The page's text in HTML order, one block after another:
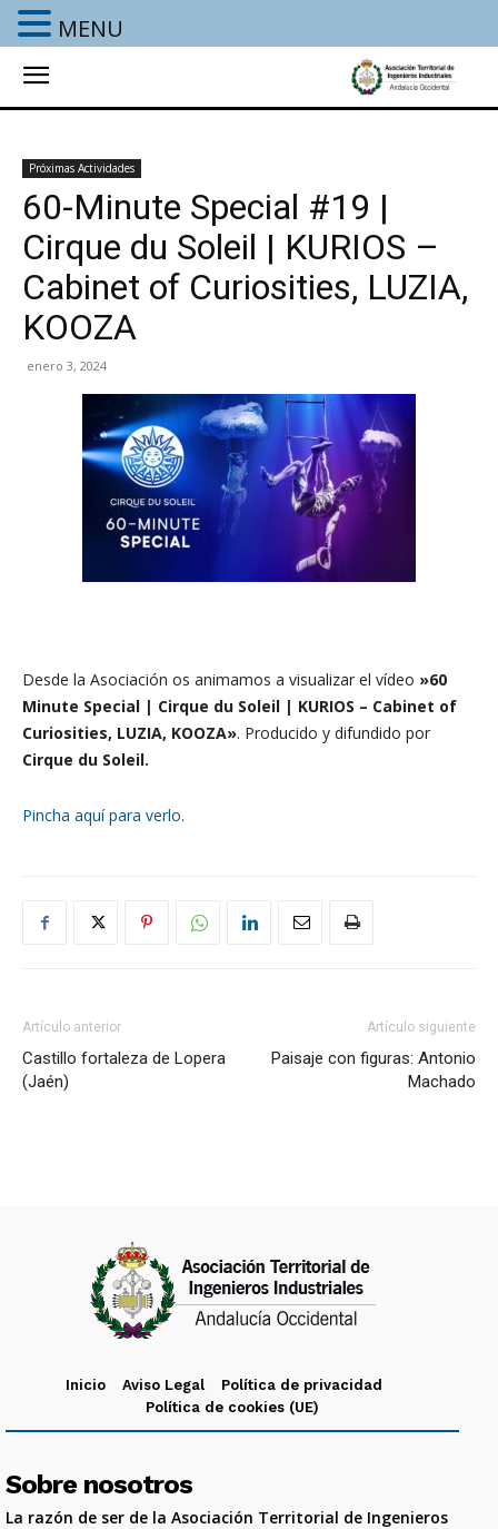
Próximas Actividades
60-Minute Special #19 |
Cirque du Soleil | KURIOS –
Cabinet of Curiosities, LUZIA,
KOOZA
enero 3, 2024
Desde la Asociación os animamos a visualizar el vídeo »60
Minute Special | Cirque du Soleil | KURIOS – Cabinet of
Curiosities, LUZIA, KOOZA». Producido y difundido por
Cirque du Soleil.
Pincha aquí para verlo.
Artículo anterior
Castillo fortaleza de Lopera
(Jaén)
Artículo siguiente
Paisaje con figuras: Antonio
Machado
Inicio Aviso Legal
Política de privacidad
Política de cookies (UE)
Sobre nosotros
La razón de ser de la Asociación Territorial de Ingenieros
MENU